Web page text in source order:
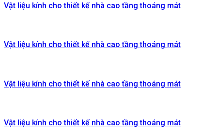
Vật liệu kính cho thiết kế nhà cao tầng thoáng mát
Vật liệu kính cho thiết kế nhà cao tầng thoáng mát
Vật liệu kính cho thiết kế nhà cao tầng thoáng mát
Vật liệu kính cho thiết kế nhà cao tầng thoáng mát